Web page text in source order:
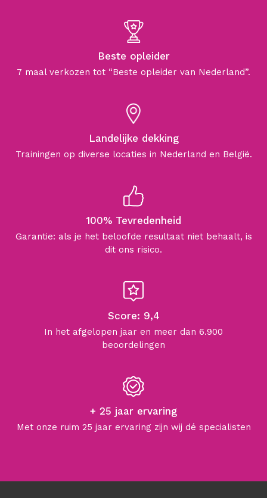
Beste opleider
7 maal verkozen tot “Beste opleider van Nederland”.
Landelijke dekking
Trainingen op diverse locaties in Nederland en België.
100% Tevredenheid
Garantie: als je het beloofde resultaat niet behaalt, is
dit ons risico.
Score: 9,4
In het afgelopen jaar en meer dan 6.900
beoordelingen
+ 25 jaar ervaring
Met onze ruim 25 jaar ervaring zijn wij dé specialisten